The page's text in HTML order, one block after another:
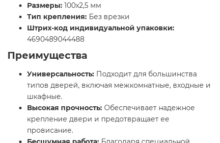
Размеры: 100x2,5 мм
Тип крепления: Без врезки
Штрих-код индивидуальной упаковки:
4690489044488
Преимущества
Универсальность: Подходит для большинства
типов дверей, включая межкомнатные, входные и
шкафные.
Высокая прочность: Обеспечивает надежное
крепление двери и предотвращает ее
провисание.